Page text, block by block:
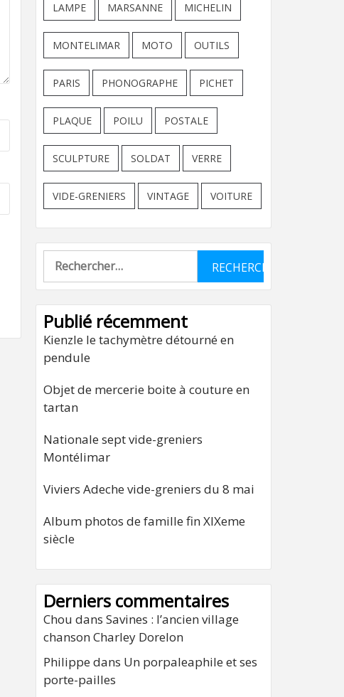
LAMPE MARSANNE MICHELIN
MONTELIMAR MOTO OUTILS
PARIS PHONOGRAPHE PICHET
PLAQUE POILU POSTALE
SCULPTURE SOLDAT VERRE
VIDE-GRENIERS VINTAGE VOITURE
Rechercher :
Publié récemment
Kienzle le tachymètre détourné en
pendule
Objet de mercerie boite à couture en
tartan
Nationale sept vide-greniers
Montélimar
Viviers Adeche vide-greniers du 8 mai
Album photos de famille fin XIXeme
siècle
Derniers commentaires
Chou dans Savines : l’ancien village
chanson Charley Dorelon
Philippe dans Un porpaleaphile et ses
porte-pailles